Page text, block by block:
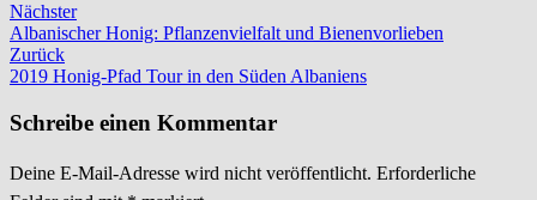
Nächster
Albanischer Honig: Pflanzenvielfalt und Bienenvorlieben
Zurück
2019 Honig-Pfad Tour in den Süden Albaniens
Schreibe einen Kommentar
Deine E-Mail-Adresse wird nicht veröffentlicht. Erforderliche